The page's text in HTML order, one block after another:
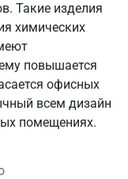
Такие изделия
химических
повышается
офисных
всем дизайн
помещениях.